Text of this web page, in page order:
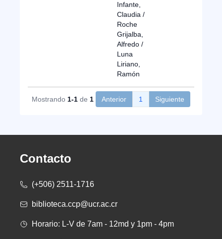
Infante,
Claudia /
Roche
Grijalba,
Alfredo /
Luna
Liriano,
Ramón
Mostrando 1-1 de 1 Anterior 1 Siguiente
Contacto
(+506) 2511-1716
biblioteca.ccp@ucr.ac.cr
Horario: L-V de 7am - 12md y 1pm - 4pm